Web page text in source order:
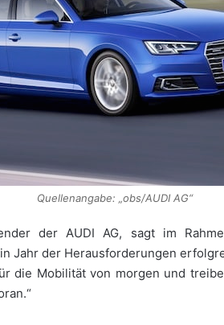
Quellenangabe: „obs/AUDI AG“
der AUDI AG, sagt im
Jahr der Herausforderungen
die Mobilität von morgen und